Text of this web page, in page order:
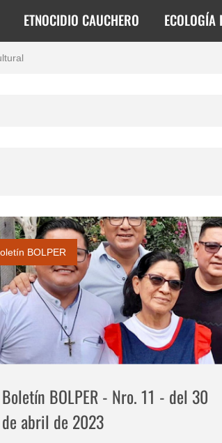
ETNOCIDIO CAUCHERO ECOLOGÍA
BOLPER
Boletín BOLPER - Nro. 11 - del 30
de abril de 2023